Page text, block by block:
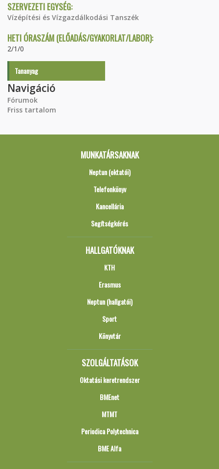
SZERVEZETI EGYSÉG:
Vízépítési és Vízgazdálkodási Tanszék
HETI ÓRASZÁM (ELŐADÁS/GYAKORLAT/LABOR):
2/1/0
Tananyag
Navigáció
Fórumok
Friss tartalom
MUNKATÁRSAKNAK
Neptun (oktatói)
Telefonkönyv
Kancellária
Segítségkérés
HALLGATÓKNAK
KTH
Erasmus
Neptun (hallgatói)
Sport
Könyvtár
SZOLGÁLTATÁSOK
Oktatási keretrendszer
BMEnet
MTMT
Periodica Polytechnica
BME Alfa